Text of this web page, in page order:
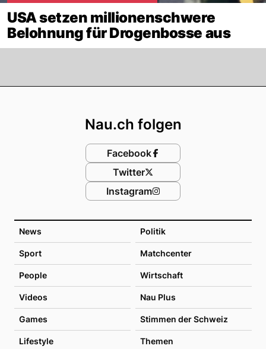
USA setzen millionenschwere
Belohnung für Drogenbosse aus
News Politik
Sport Matchcenter
People Wirtschaft
Videos Nau Plus
Games Stimmen der Schweiz
Lifestyle Themen
Nau.ch folgen
Facebook
Twitter
Instagram